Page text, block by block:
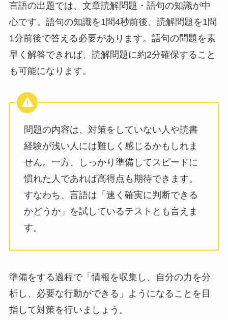
言語の出題では、文章読解問題・語句の知識が中
心です。語句の知識を1問4秒前後、読解問題を1問
1分前後で答える必要があります。語句の問題を素
早く解答できれば、読解問題に約2分確保すること
も可能になります。
問題の内容は、対策をしていない人や読書
経験が浅い人には難しく感じるかもしれま
せん。一方、しっかり準備してスピードに
慣れた人であれば高得点も期待できます。
すなわち、言語は「速く確実に判断できる
かどうか」を試しているテストとも言えま
す。
準備をする過程で「情報を収集し、自分の力を分
析し、必要な行動ができる」ようになることを目
指して対策を行いましょう。